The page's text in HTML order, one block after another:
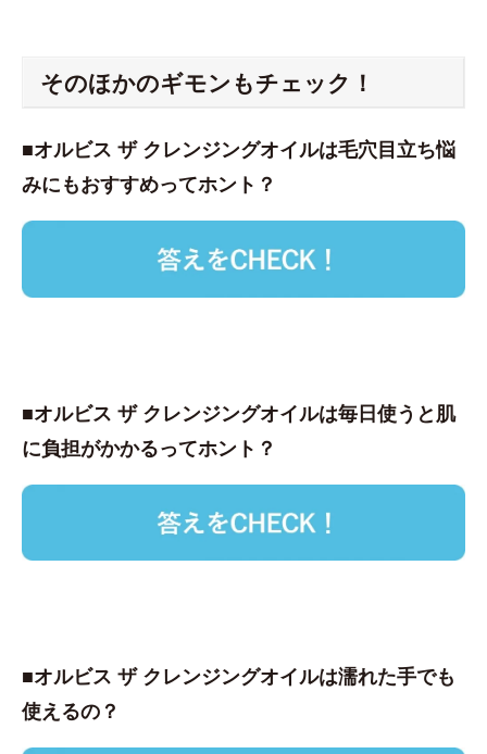
そのほかのギモンもチェック！
■オルビス ザ クレンジングオイルは毛穴目立ち悩
みにもおすすめってホント？
■オルビス ザ クレンジングオイルは毎日使うと肌
に負担がかかるってホント？
■オルビス ザ クレンジングオイルは濡れた手でも
使えるの？